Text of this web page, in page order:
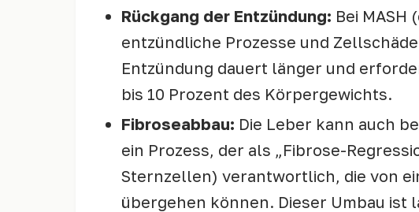
Rückgang der Entzündung: Bei
entzündliche Prozesse und
Entzündung dauert länger und
bis 10 Prozent des Körpergewichts.
Fibroseabbau: Die Leber kann auch
ein Prozess, der als „Fibrose-
Sternzellen) verantwortlich, die von
übergehen können. Dieser Umbau ist